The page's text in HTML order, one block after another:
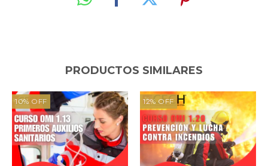
PRODUCTOS SIMILARES
10% OFF 12% OFF